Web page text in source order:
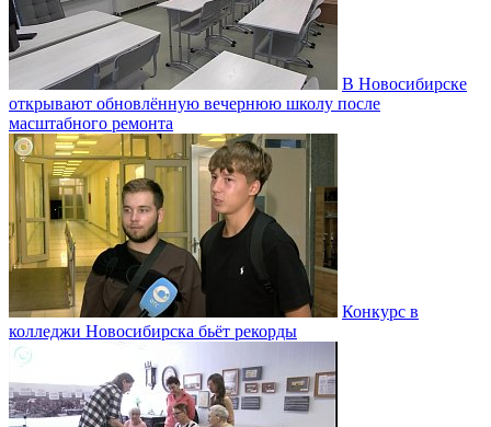
В Новосибирске
открывают обновлённую вечернюю школу после
масштабного ремонта
Конкурс в
колледжи Новосибирска бьёт рекорды